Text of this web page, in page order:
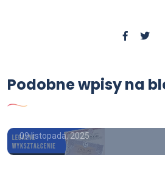
Podobne wpisy na
Kupie dyplom
Kochanowskiego w
09 listopada, 2025